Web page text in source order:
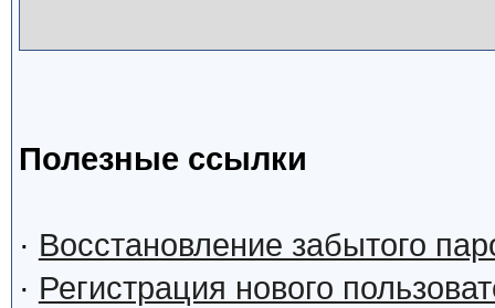
Полезные ссылки
· Восстановление забытого
· Регистрация нового